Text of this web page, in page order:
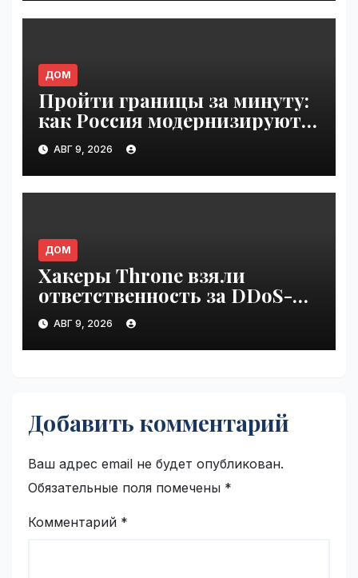
ДОМ
Пройти границы за минуту:
как Россия модернизируют
пункты пропуска |
VseTime.ru
АВГ 9, 2026
ДОМ
Хакеры Throne взяли
ответственность за DDoS-
атаки на Яблоко | VseTime.ru
АВГ 9, 2026
Добавить комментарий
Ваш адрес email не будет опубликован.
Обязательные поля помечены *
Комментарий *